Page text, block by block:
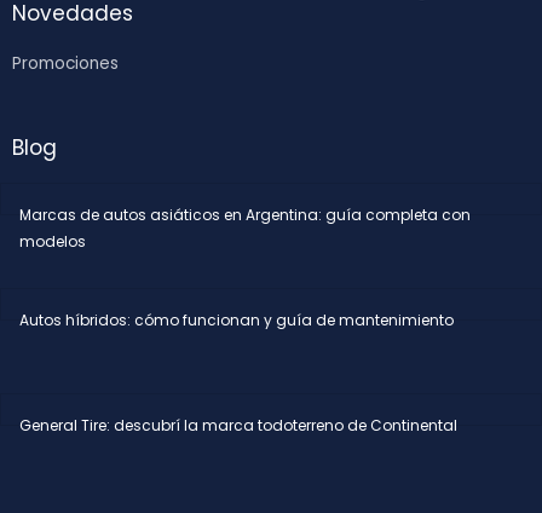
Novedades
Promociones
Blog
Marcas de autos asiáticos en Argentina: guía completa con
modelos
Autos híbridos: cómo funcionan y guía de mantenimiento
General Tire: descubrí la marca todoterreno de Continental